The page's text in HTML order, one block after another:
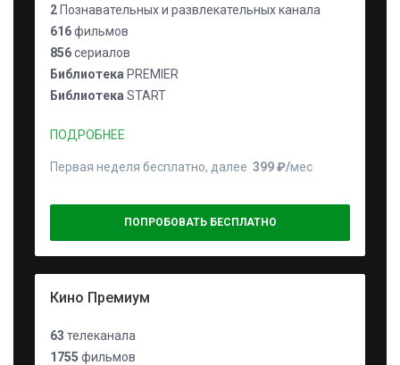
2 Познавательных и развлекательных канала
616фильмов
856сериалов
Библиотека PREMIER
Библиотека START
ПОДРОБНЕЕ
Первая неделя бесплатно, далее 399 ₽⁠/⁠мес
ПОПРОБОВАТЬ БЕСПЛАТНО
Кино Премиум
63 телеканала
1755 фильмов